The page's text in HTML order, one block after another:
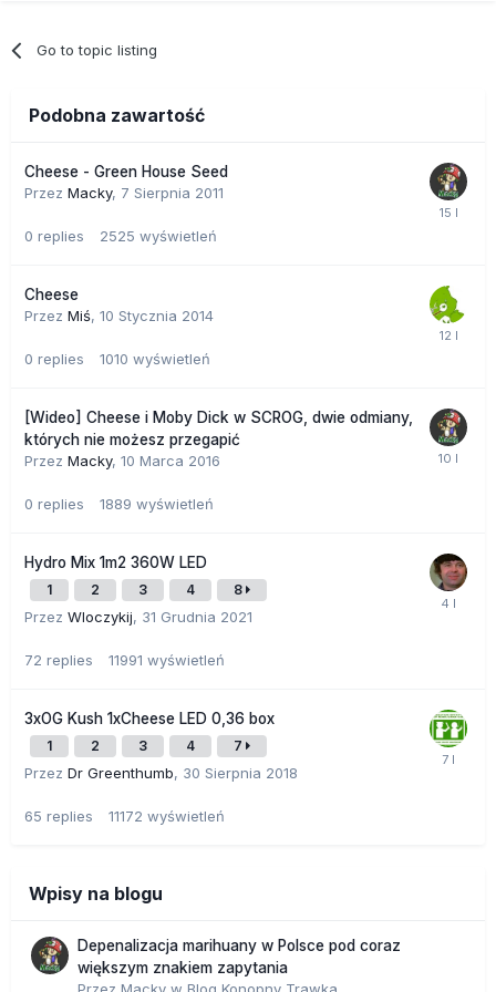
nie umniejsza korzystnych efektów leczniczych tego
leczniczej i na pewno znów ją zasieję. Dobra robota!".
Go to topic listing
Podobna zawartość
Cheese - Green House Seed
Przez Macky, 7 Sierpnia 2011
0 replies 2525 wyświetleń
Cheese
Przez Miś, 10 Stycznia 2014
0 replies 1010 wyświetleń
[Wideo] Cheese i Moby Dick w SCROG, dwie odmiany,
których nie możesz przegapić
Przez Macky, 10 Marca 2016
0 replies 1889 wyświetleń
Hydro Mix 1m2 360W LED
1 2 3 4 8
Przez Wloczykij, 31 Grudnia 2021
72 replies 11991 wyświetleń
3xOG Kush 1xCheese LED 0,36 box
1 2 3 4 7
Przez Dr Greenthumb, 30 Sierpnia 2018
65 replies 11172 wyświetleń
Wpisy na blogu
Depenalizacja marihuany w Polsce pod coraz
większym znakiem zapytania
Przez Macky w Blog Konopny Trawka